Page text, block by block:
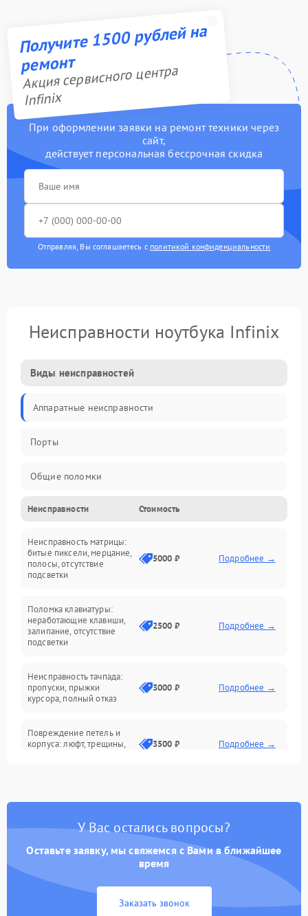
Получите 1500 рублей на
ремонт
Акция сервисного центра
Infinix
При оформлении заявки на ремонт техники через
сайт,
действует персональная бессрочная скидка
Отправляя, Вы соглашаетесь с политикой конфиденциальности
Неисправности ноутбука Infinix
Виды неисправностей
Аппаратные неисправности
Порты
Общие поломки
Устройства
Программные ошибки
Электрические и системные сбои
Интерфейсные проблемы
Батарея
Сеть и интернет
Неисправности Стоимость
Неисправность матрицы:
битые пиксели, мерцание,
полосы, отсутствие
подсветки
5000 ₽ Подробнее →
Поломка клавиатуры:
неработающие клавиши,
залипание, отсутствие
подсветки
2500 ₽ Подробнее →
Неисправность тачпада:
пропуски, прыжки
курсора, полный отказ
3000 ₽ Подробнее →
Повреждение петель и
корпуса: люфт, трещины,
3500 ₽ Подробнее →
быстрая разрядка,
2500 ₽ Подробнее →
Неисправность зарядного
питания
2000 ₽ Подробнее →
У Вас остались вопросы?
Оставьте заявку, мы свяжемся с Вами в ближайшее
время
Заказать звонок